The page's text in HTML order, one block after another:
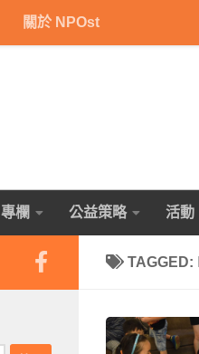
關於 NPOst
專欄 公益策略 活動
TAGGED: